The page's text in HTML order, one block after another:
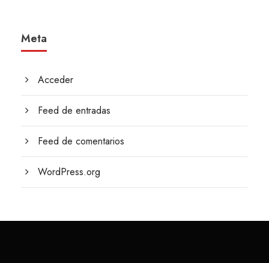
Meta
Acceder
Feed de entradas
Feed de comentarios
WordPress.org